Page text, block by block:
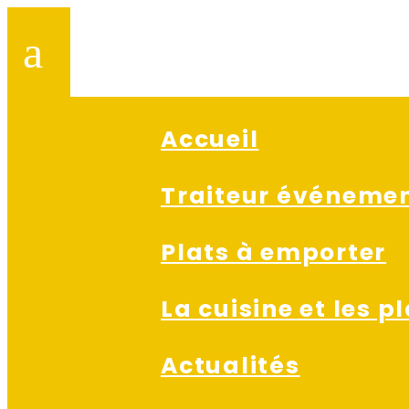
a
Accueil
Traiteur
Plats à emporter
La cuisine et les
Actualités